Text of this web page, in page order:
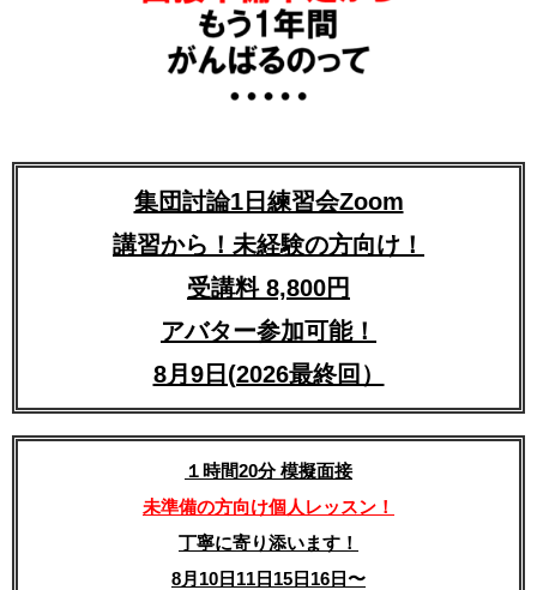
集団討論1日練習会Zoom
講習から！未経験の方向け！
受講料 8,800円
アバター参加可能！
8月9日(2026最終回）
１時間20分 模擬面接
未準備の方向け個人レッスン！
丁寧に寄り添います！
8月10日11日15日16日〜